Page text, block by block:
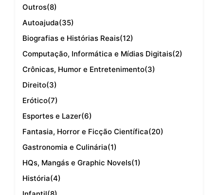
Outros(8)
Autoajuda(35)
Biografias e Histórias Reais(12)
Computação, Informática e Mídias Digitais(2)
Crônicas, Humor e Entretenimento(3)
Direito(3)
Erótico(7)
Esportes e Lazer(6)
Fantasia, Horror e Ficção Científica(20)
Gastronomia e Culinária(1)
HQs, Mangás e Graphic Novels(1)
História(4)